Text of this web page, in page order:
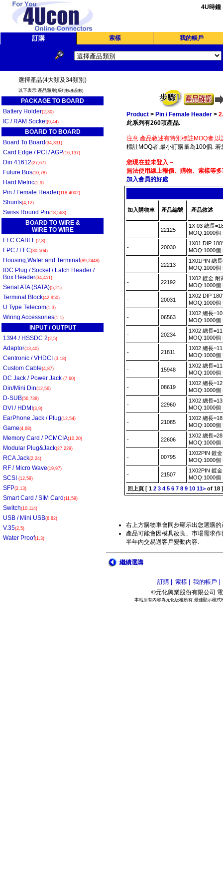
4U時鐘
訂購 索樣 我的帳戶
選擇產品(4大類及34類別)
以下表示:產品類別 (系列數/產品數)
PACKAGE TO BOARD
Battery Holder(2,30)
IC / RAM Socket(9,44)
BOARD TO BOARD
Board To Board (34,331)
Card Edge / PCI / AGP(16,137)
Din 41612(27,67)
Future Bus(10,78)
Hard Metric(1,9)
Pin / Female Header(118,4002)
Shunts(4,12)
Swiss Round Pin(18,563)
BOARD TO WIRE &
WIRE TO WIRE
FFC CABLE(2,8)
FPC / FFC(30,504)
Housing,Wafer and Terminal (89,2448)
IDC Plug / Socket / Latch Header /
Box Header(34,451)
Serial ATA (SATA)(5,21)
Terminal Block(42,950)
U Type Telecom(1,3)
Wiring Accessories(1,1)
INPUT / OUTPUT
1394 / HSSDC 2(2,5)
Adaptor(13,40)
Centronic / VHDCI (3,18)
Custom Cable(4,87)
DC Jack / Power Jack (7,60)
Din/Mini Din(12,56)
D-SUB(56,738)
DVI / HDMI (3,9)
EarPhone Jack / Plug(12,54)
Game(4,68)
Memory Card / PCMCIA(10,20)
Modular Plug&Jack(27,229)
RCA Jack(2,24)
RF / Micro Wave(19,97)
SCSI (12,59)
SFP(2,13)
Smart Card / SIM Card (11,59)
Switch(10,114)
USB / Mini USB(6,82)
V.35(2,5)
Water Proof(1,3)
Product > Pin / Female Header >
此系列有260項產品.
注意:產品敘述有特別標註MOQ者,
標註MOQ者,最小訂購量為100個.
您現在並未登入－
無法使用線上報價、購物、索樣等
加入會員的好處
加入購物車 產品編號 產品敘述
- 22125
1X 03 總長
MOQ:1000
- 20030
1X01 DIP
MOQ:1000
- 22213
1X01PIN 總
MOQ:1000
- 22192
1X02 鍍金 耐
MOQ:1000
- 20031
1X02 DIP
MOQ:1000
- 06563
1X02 總長
MOQ:1000
- 20234
1X02 總長
MOQ:1000
- 21811
1X02 總長
MOQ:1000
- 15948
1X02 總長
MOQ:1000
- 08619
1X02 總長
MOQ:1000
- 22960
1X02 總長
MOQ:1000
- 21085
1X02 總長
MOQ:1000
- 22606
1X02 總長
MOQ:1000
- 00795
1X02PIN 鍍
MOQ:1000
- 21507
1X02PIN 鍍
MOQ:1000
回上頁 [ 1 2 3 4 5 6 7 8 9 10 11> of 18
右上方購物車會同步顯示出您選購的
產品可能會因模具改良、巿場需求
半年內交易過客戶變動內容.
繼續選購
訂購 | 索樣 |
我的帳戶 |
©元化興業股份有限公司
本站所有內容為元化版權所有.最佳顯示模